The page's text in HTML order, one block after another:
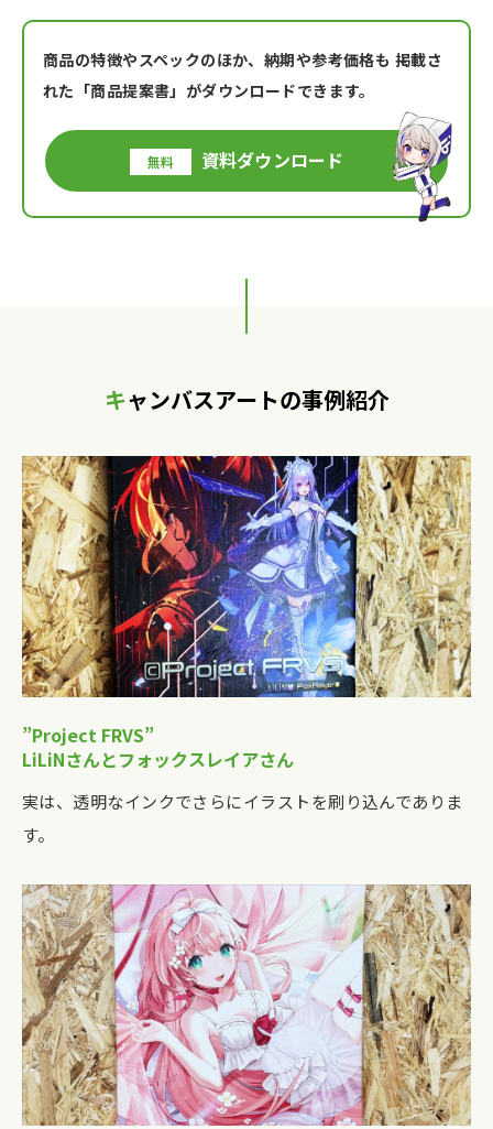
商品の特徴やスペックのほか、納期や参考価格も 掲載さ
れた「商品提案書」がダウンロードできます。
無料 資料ダウンロード
キャンバスアートの事例紹介
”Project FRVS”
LiLiNさんとフォックスレイアさん
実は、透明なインクでさらにイラストを刷り込んでありま
す。